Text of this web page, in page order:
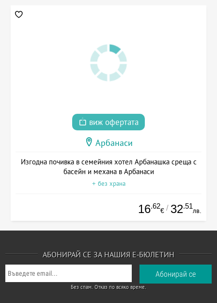
виж офертата
Арбанаси
Изгодна почивка в семейния хотел Арбанашка среща с
басейн и механа в Арбанаси
+ без храна
16.62
€ / 32.51
лв.
АБОНИРАЙ СЕ ЗА НАШИЯ Е-БЮЛЕТИН
Без спам. Отказ по всяко време.